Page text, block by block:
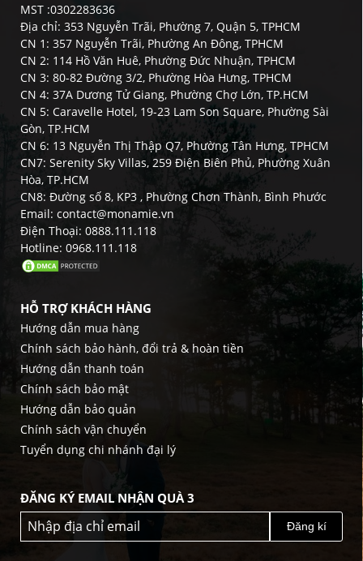
MST :0302283636
Địa chỉ: 353 Nguyễn Trãi, Phường 7, Quận 5, TPHCM
CN 1: 357 Nguyễn Trãi, Phường An Đông, TPHCM
CN 2: 114 Hồ Văn Huê, Phường Đức Nhuận, TPHCM
CN 3: 80-82 Đường 3/2, Phường Hòa Hưng, TPHCM
CN 4: 37A Dương Tử Giang, Phường Chợ Lớn, TP.HCM
CN 5: Caravelle Hotel, 19-23 Lam Son Square, Phường Sài
Gòn, TP.HCM
CN 6: 13 Nguyễn Thị Thập Q7, Phường Tân Hưng, TPHCM
CN7: Serenity Sky Villas, 259 Điện Biên Phủ, Phường Xuân
Hòa, TP.HCM
CN8: Đường số 8, KP3 , Phường Chơn Thành, Bình Phước
Email: contact@monamie.vn
Điện Thoại: 0888.111.118
Hotline: 0968.111.118
HỖ TRỢ KHÁCH HÀNG
Hướng dẫn mua hàng
Chính sách bảo hành, đổi trả & hoàn tiền
Hướng dẫn thanh toán
Chính sách bảo mật
Hướng dẫn bảo quản
Chính sách vận chuyển
Tuyển dụng chi nhánh đại lý
ĐĂNG KÝ EMAIL NHẬN QUÀ 3
Đăng kí